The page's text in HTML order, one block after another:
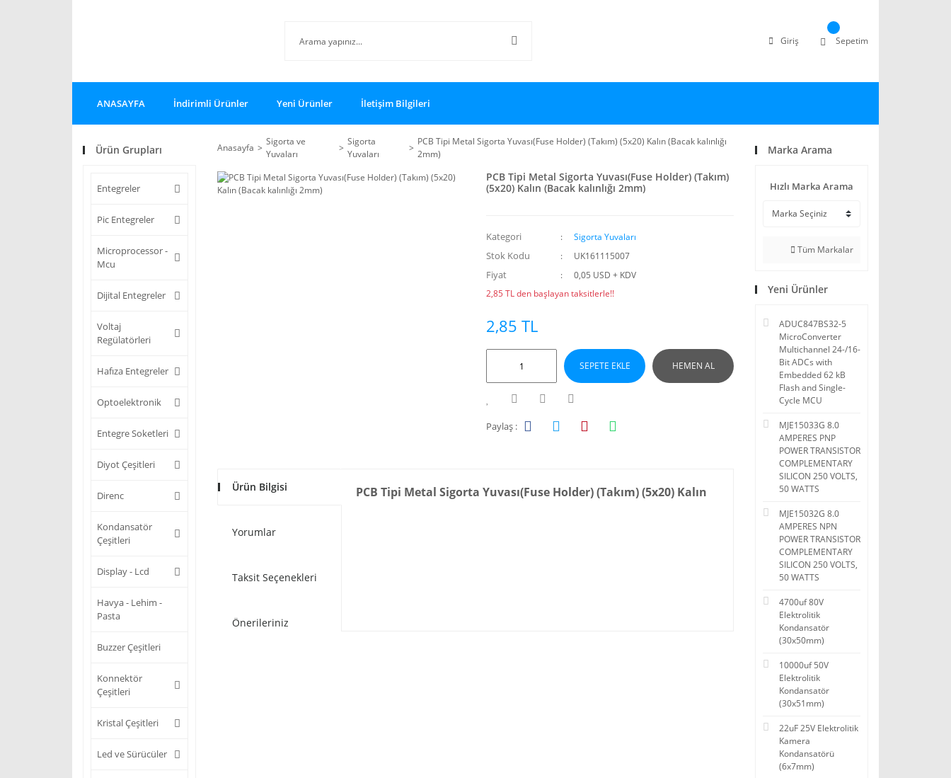
Giriş Sepetim
ANASAYFA İndirimli Ürünler Yeni Ürünler İletişim Bilgileri
Ürün Grupları
Entegreler
Pic Entegreler
Microprocessor -
Mcu
Dijital Entegreler
Voltaj
Regülatörleri
Hafıza Entegreler
Optoelektronik
Entegre Soketleri
Diyot Çeşitleri
Direnc
Kondansatör
Çeşitleri
Display - Lcd
Havya - Lehim -
Pasta
Buzzer Çeşitleri
Konnektör
Çeşitleri
Kristal Çeşitleri
Led ve Sürücüler
Anasayfa
Sigorta ve
Yuvaları
Sigorta
Yuvaları
PCB Tipi Metal Sigorta Yuvası(Fuse Holder) (Takım) (5x20) Kalın (Bacak kalınlığı
2mm)
PCB Tipi Metal Sigorta Yuvası(Fuse Holder) (Takım)
(5x20) Kalın (Bacak kalınlığı 2mm)
Kategori Sigorta Yuvaları
Stok Kodu UK161115007
Fiyat
0,05 USD + KDV
2,85 TL den başlayan taksitlerle!!
2,85 TL
SEPETE EKLE HEMEN AL
Paylaş :
Ürün Bilgisi
Yorumlar
Taksit Seçenekleri
Önerileriniz
PCB Tipi Metal Sigorta Yuvası(Fuse Holder) (Takım) (5x20) Kalın
Marka Arama
Hızlı Marka Arama
Tüm Markalar
Yeni Ürünler
ADUC847BS32-5
MicroConverter
Multichannel 24-/16-
Bit ADCs with
Embedded 62 kB
Flash and Single-
Cycle MCU
MJE15033G 8.0
AMPERES PNP
POWER TRANSISTOR
COMPLEMENTARY
SILICON 250 VOLTS,
50 WATTS
MJE15032G 8.0
AMPERES NPN
POWER TRANSISTOR
COMPLEMENTARY
SILICON 250 VOLTS,
50 WATTS
4700uf 80V
Elektrolitik
Kondansatör
(30x50mm)
10000uf 50V
Elektrolitik
Kondansatör
(30x51mm)
22uF 25V Elektrolitik
Kamera
Kondansatörü
(6x7mm)